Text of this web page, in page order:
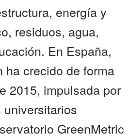
energía y
residuos, agua,
En España,
ha crecido de forma
2015, impulsada por
GreenMetric